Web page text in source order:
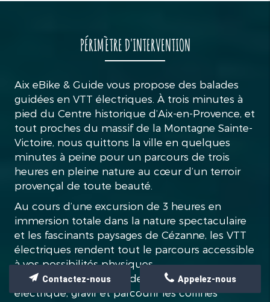
PÉRIMÈTRE D'INTERVENTION
Aix eBike & Guide vous propose des balades
guidées en VTT électriques. À trois minutes à
pied du Centre historique d’Aix-en-Provence, et
tout proches du massif de la Montagne Sainte-
Victoire, nous quittons la ville en quelques
minutes à peine pour un parcours de trois
heures en pleine nature au cœur d’un terroir
provençal de toute beauté.
Au cours d’une excursion de 3 heures en
immersion totale dans la nature spectaculaire
et les fascinants paysages de Cézanne, les VTT
électriques rendent tout le parcours accessible
à vos possibilités physiques.
Grâce à la technologie de l’assistance
électrique, gravir et parcourir les collines
Appelez-nous
Contactez-nous